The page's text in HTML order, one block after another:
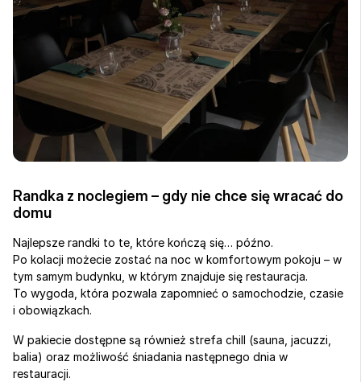
Randka z noclegiem – gdy nie chce się wracać do
domu
Najlepsze randki to te, które kończą się… późno.
Po kolacji możecie zostać na noc w komfortowym pokoju – w
tym samym budynku, w którym znajduje się restauracja.
To wygoda, która pozwala zapomnieć o samochodzie, czasie
i obowiązkach.
W pakiecie dostępne są również strefa chill (sauna, jacuzzi,
balia) oraz możliwość śniadania następnego dnia w
restauracji.